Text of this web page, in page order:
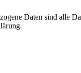
Daten sind alle